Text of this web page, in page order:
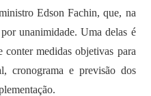
Edson Fachin, que, na
unanimidade. Uma delas é
conter medidas objetivas para
cronograma e previsão dos